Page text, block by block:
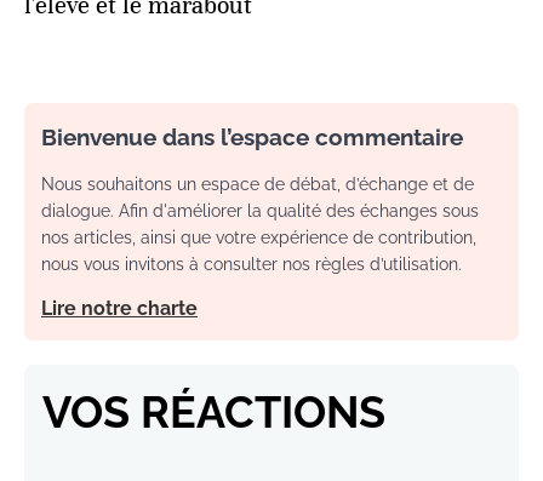
Bienvenue dans l’espace commentaire
Nous souhaitons un espace de débat, d’échange et de
dialogue. Afin d'améliorer la qualité des échanges sous
nos articles, ainsi que votre expérience de contribution,
nous vous invitons à consulter nos règles d’utilisation.
Lire notre charte
VOS RÉACTIONS